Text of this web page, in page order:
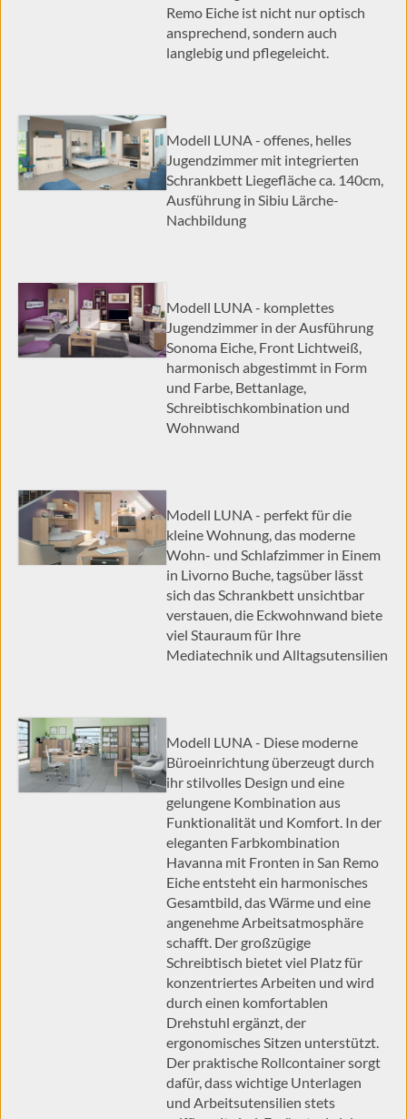
Remo Eiche ist nicht nur optisch
ansprechend, sondern auch
langlebig und pflegeleicht.
Modell LUNA - offenes, helles
Jugendzimmer mit integrierten
Schrankbett Liegefläche ca. 140cm,
Ausführung in Sibiu Lärche-
Nachbildung
Modell LUNA - komplettes
Jugendzimmer in der Ausführung
Sonoma Eiche, Front Lichtweiß,
harmonisch abgestimmt in Form
und Farbe, Bettanlage,
Schreibtischkombination und
Wohnwand
Modell LUNA - perfekt für die
kleine Wohnung, das moderne
Wohn- und Schlafzimmer in Einem
in Livorno Buche, tagsüber lässt
sich das Schrankbett unsichtbar
verstauen, die Eckwohnwand biete
viel Stauraum für Ihre
Mediatechnik und Alltagsutensilien
Modell LUNA - Diese moderne
Büroeinrichtung überzeugt durch
ihr stilvolles Design und eine
gelungene Kombination aus
Funktionalität und Komfort. In der
eleganten Farbkombination
Havanna mit Fronten in San Remo
Eiche entsteht ein harmonisches
Gesamtbild, das Wärme und eine
angenehme Arbeitsatmosphäre
schafft. Der großzügige
Schreibtisch bietet viel Platz für
konzentriertes Arbeiten und wird
durch einen komfortablen
Drehstuhl ergänzt, der
ergonomisches Sitzen unterstützt.
Der praktische Rollcontainer sorgt
dafür, dass wichtige Unterlagen
und Arbeitsutensilien stets